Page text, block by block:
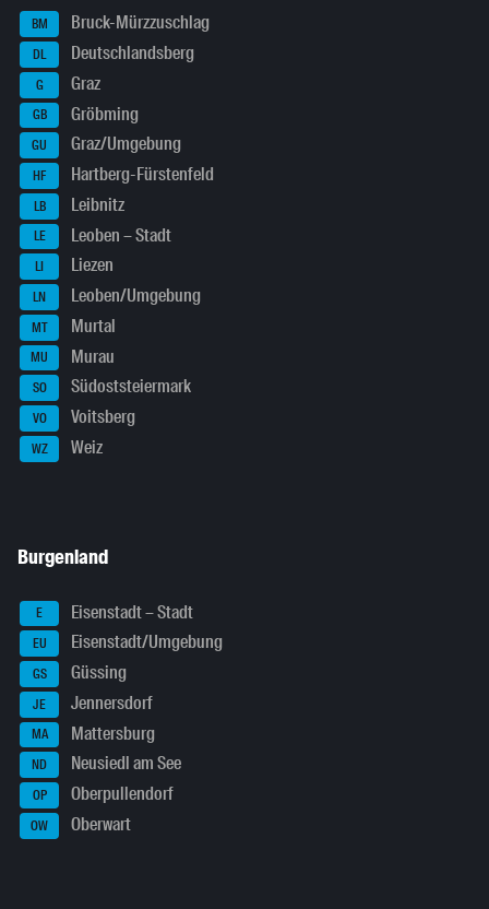
BM Bruck-Mürzzuschlag
DL Deutschlandsberg
G Graz
GB Gröbming
GU Graz/Umgebung
HF Hartberg-Fürstenfeld
LB Leibnitz
LE Leoben – Stadt
LI Liezen
LN Leoben/Umgebung
MT Murtal
MU Murau
SO Südoststeiermark
VO Voitsberg
WZ Weiz
Burgenland
E Eisenstadt – Stadt
EU Eisenstadt/Umgebung
GS Güssing
JE Jennersdorf
MA Mattersburg
ND Neusiedl am See
OP Oberpullendorf
OW Oberwart